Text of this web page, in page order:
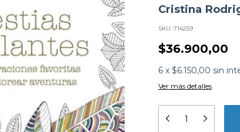
Cristina
SKU: 714259
$36.900,00
6 x $6.150,00 sin
Ver más detalles